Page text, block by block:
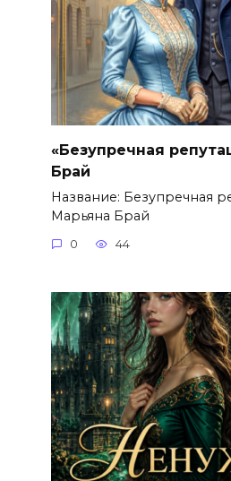
«Безупречная
Брай
Название: Безупречная
Марьяна Брай
0 44